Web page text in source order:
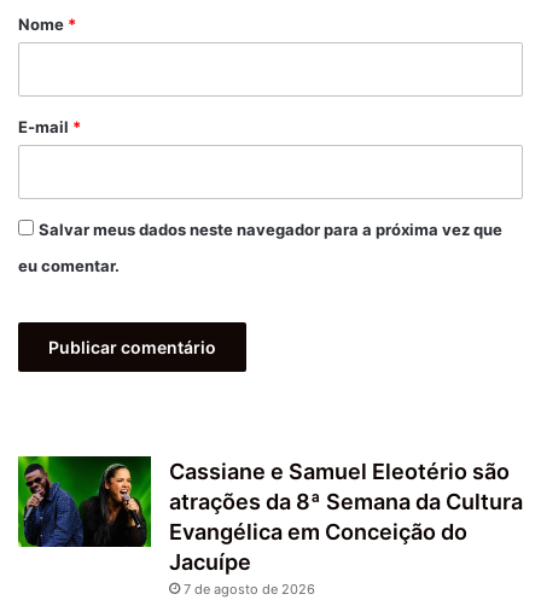
r
*
Nome *
E-mail *
Salvar meus dados neste navegador para a próxima vez que
eu comentar.
Cassiane e Samuel Eleotério são
atrações da 8ª Semana da Cultura
Evangélica em Conceição do
Jacuípe
7 de agosto de 2026